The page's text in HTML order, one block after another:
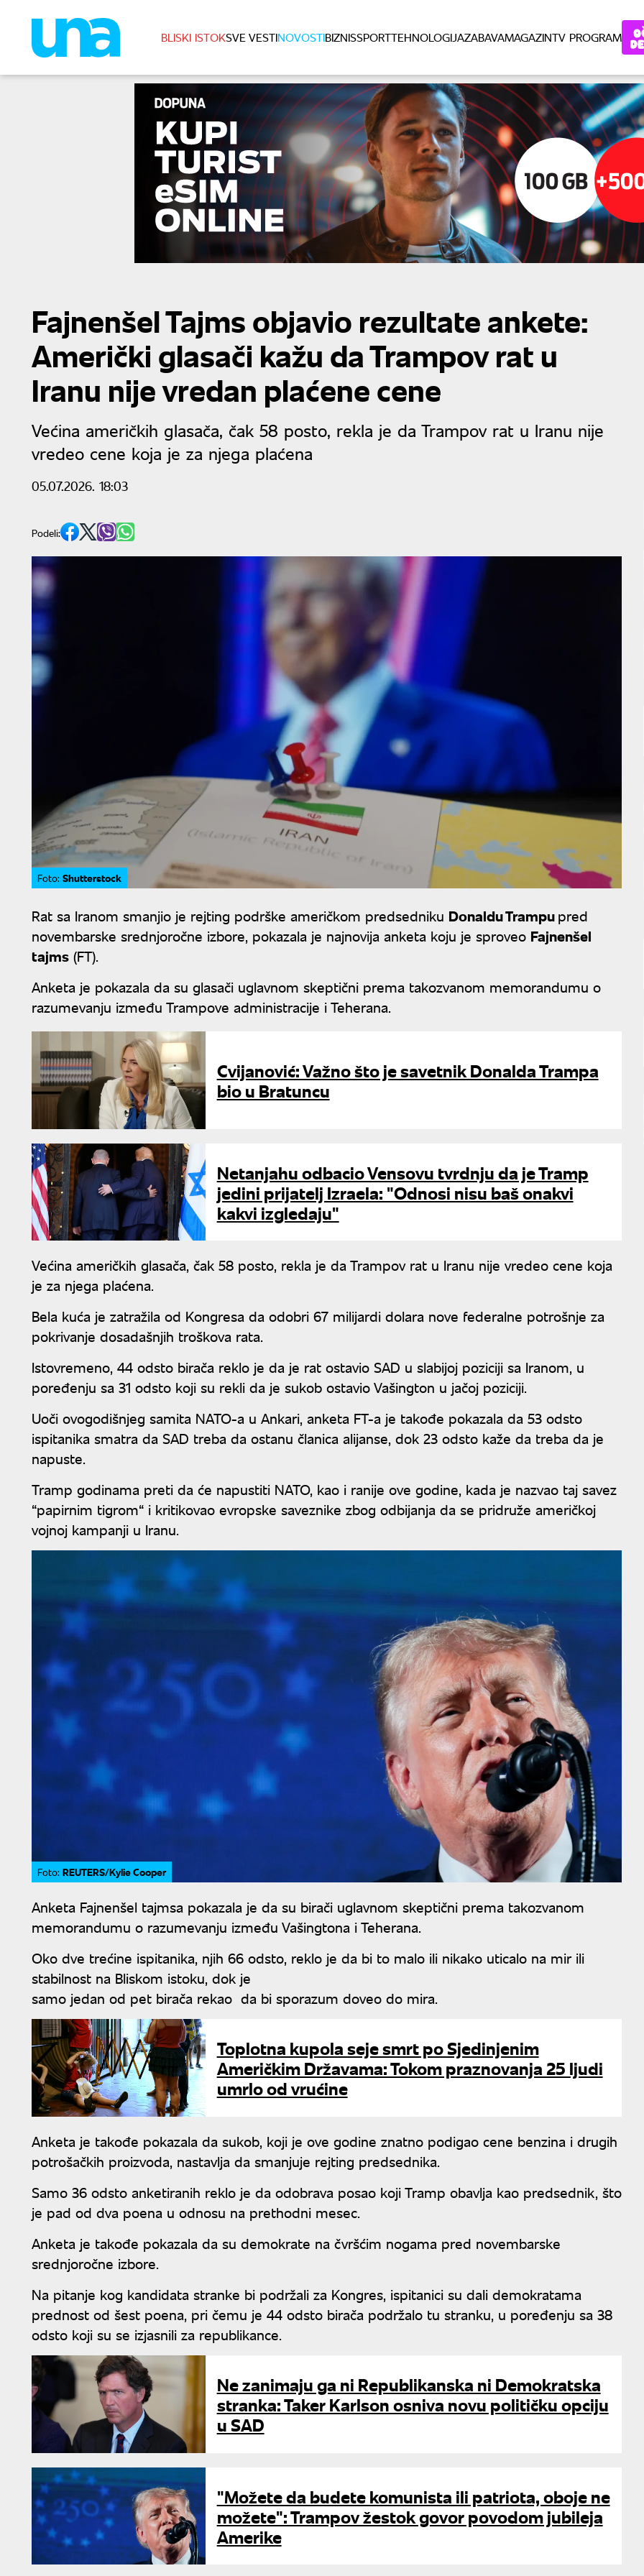
BLISKI ISTOKSVE VESTINOVOSTIBIZNISSPORTTEHNOLOGIJAZABAVAMAGAZINTV PROGRAM
Fajnenšel Tajms objavio rezultate ankete:
Američki glasači kažu da Trampov rat u
Iranu nije vredan plaćene cene
Većina američkih glasača, čak 58 posto, rekla je da Trampov rat u Iranu nije
vredeo cene koja je za njega plaćena
05.07.2026. 18:03
Podeli:
Foto: Shutterstock
Rat sa Iranom smanjio je rejting podrške američkom predsedniku Donaldu Trampupred
novembarske srednjoročne izbore, pokazala je najnovija anketa koju je sproveo Fajnenšel
tajms (FT).
Anketa je pokazala da su glasači uglavnom skeptični prema takozvanom memorandumu o
razumevanju između Trampove administracije i Teherana.
Cvijanović: Važno što je savetnik Donalda Trampa
bio u Bratuncu
Netanjahu odbacio Vensovu tvrdnju da je Tramp
jedini prijatelj Izraela: "Odnosi nisu baš onakvi
kakvi izgledaju"
Većina američkih glasača, čak 58 posto, rekla je da Trampov rat u Iranu nije vredeo cene koja
je za njega plaćena.
Bela kuća je zatražila od Kongresa da odobri 67 milijardi dolara nove federalne potrošnje za
pokrivanje dosadašnjih troškova rata.
Istovremeno, 44 odsto birača reklo je da je rat ostavio SAD u slabijoj poziciji sa Iranom, u
poređenju sa 31 odsto koji su rekli da je sukob ostavio Vašington u jačoj poziciji.
Uoči ovogodišnjeg samita NATO-a u Ankari, anketa FT-a je takođe pokazala da 53 odsto
ispitanika smatra da SAD treba da ostanu članica alijanse, dok 23 odsto kaže da treba da je
napuste.
Tramp godinama preti da će napustiti NATO, kao i ranije ove godine, kada je nazvao taj savez
“papirnim tigrom“ i kritikovao evropske saveznike zbog odbijanja da se pridruže američkoj
vojnoj kampanji u Iranu.
Foto: REUTERS/Kylie Cooper
Anketa Fajnenšel tajmsa pokazala je da su birači uglavnom skeptični prema takozvanom
memorandumu o razumevanju između Vašingtona i Teherana.
Oko dve trećine ispitanika, njih 66 odsto, reklo je da bi to malo ili nikako uticalo na mir ili
stabilnost na Bliskom istoku, dok je
samo jedan od pet birača rekao da bi sporazum doveo do mira.
Toplotna kupola seje smrt po Sjedinjenim
Američkim Državama: Tokom praznovanja 25 ljudi
umrlo od vrućine
Anketa je takođe pokazala da sukob, koji je ove godine znatno podigao cene benzina i drugih
potrošačkih proizvoda, nastavlja da smanjuje rejting predsednika.
Samo 36 odsto anketiranih reklo je da odobrava posao koji Tramp obavlja kao predsednik, što
je pad od dva poena u odnosu na prethodni mesec.
Anketa je takođe pokazala da su demokrate na čvršćim nogama pred novembarske
srednjoročne izbore.
Na pitanje kog kandidata stranke bi podržali za Kongres, ispitanici su dali demokratama
prednost od šest poena, pri čemu je 44 odsto birača podržalo tu stranku, u poređenju sa 38
odsto koji su se izjasnili za republikance.
Ne zanimaju ga ni Republikanska ni Demokratska
stranka: Taker Karlson osniva novu političku opciju
u SAD
"Možete da budete komunista ili patriota, oboje ne
možete": Trampov žestok govor povodom jubileja
Amerike